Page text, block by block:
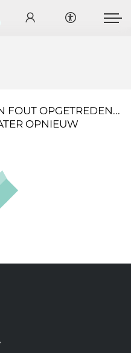
FOUT OPGETREDEN...
OPNIEUW